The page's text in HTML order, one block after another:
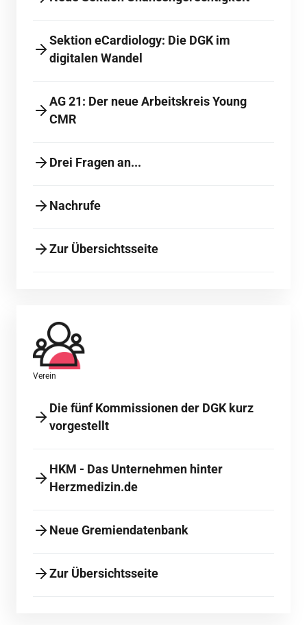
Sektion eCardiology: Die DGK im
digitalen Wandel
AG 21: Der neue Arbeitskreis Young
CMR
Drei Fragen an...
Nachrufe
Zur Übersichtsseite
Verein
Die fünf Kommissionen der DGK kurz
vorgestellt
HKM - Das Unternehmen hinter
Herzmedizin.de
Neue Gremiendatenbank
Zur Übersichtsseite